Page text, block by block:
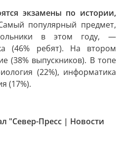
экзамены по истории,
популярный предмет,
в этом году, —
(46% ребят). На втором
(38% выпускников). В топе
(22%), информатика
(17%).
"Север-Пресс | Новости